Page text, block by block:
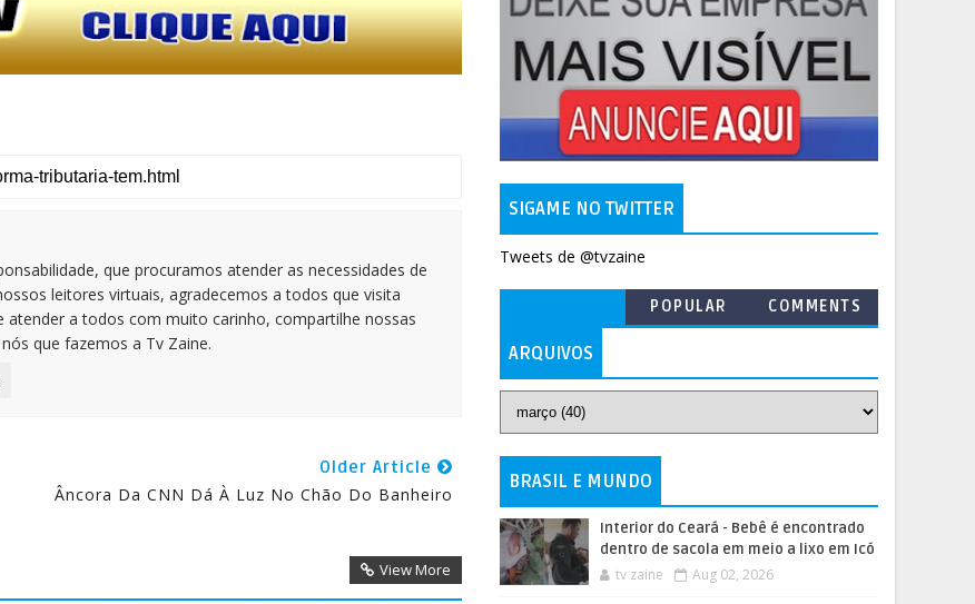
que procuramos atender as necessidades de
leitores virtuais, agradecemos a todos que visita
atender a todos com muito carinho, compartilhe nossas
que fazemos a Tv Zaine.
Older Article
Âncora Da CNN Dá À Luz No Chão Do Banheiro
View More
SIGAME NO TWITTER
Tweets de @tvzaine
POPULAR COMMENTS
ARQUIVOS
BRASIL E MUNDO
Interior do Ceará - Bebê é encontrado
dentro de sacola em meio a lixo em Icó
tv zaine Aug 02, 2026